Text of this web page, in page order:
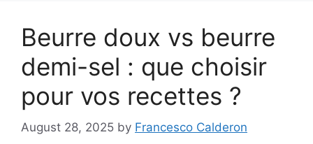
Beurre doux vs beurre
demi-sel : que choisir
pour vos recettes ?
August 28, 2025 by Francesco Calderon